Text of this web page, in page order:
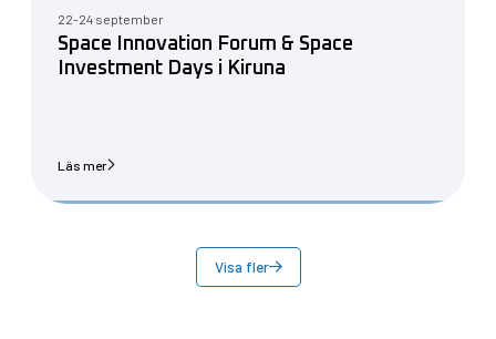
22-24 september
Space Innovation Forum & Space
Investment Days i Kiruna
Läs mer
Visa fler